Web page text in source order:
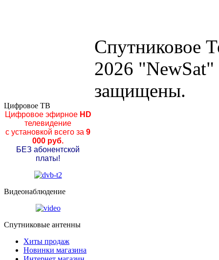
Спутниковое
2026
защищены.
Цифровое ТВ
Цифровое эфирноеHD
телевидение
с установкой всего за 9
000 руб.
БЕЗ абонентской
платы!
Видеонаблюдение
Спутниковые антенны
Хиты продаж
Новинки магазина